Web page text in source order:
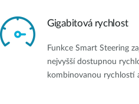
Gigabitová rychlost
Funkce Smart Steering
nejvyšší dostupnou
kombinovanou rychlostí